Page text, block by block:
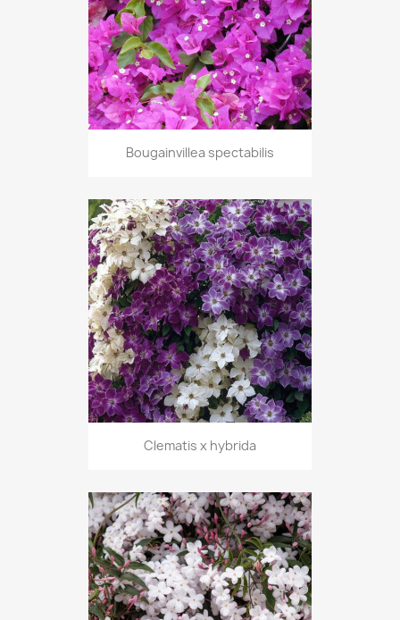
Bougainvillea spectabilis
Clematis x hybrida